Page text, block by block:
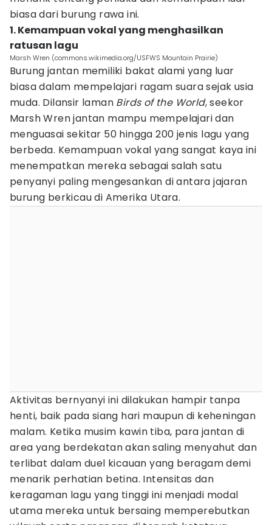
biasa dari burung rawa ini.
1. Kemampuan vokal yang menghasilkan
ratusan lagu
Marsh Wren (commons.wikimedia.org/USFWS Mountain Prairie)
Burung jantan memiliki bakat alami yang luar
biasa dalam mempelajari ragam suara sejak usia
muda. Dilansir laman Birds of the World, seekor
Marsh Wren jantan mampu mempelajari dan
menguasai sekitar 50 hingga 200 jenis lagu yang
berbeda. Kemampuan vokal yang sangat kaya ini
menempatkan mereka sebagai salah satu
penyanyi paling mengesankan di antara jajaran
burung berkicau di Amerika Utara.
Aktivitas bernyanyi ini dilakukan hampir tanpa
henti, baik pada siang hari maupun di keheningan
malam. Ketika musim kawin tiba, para jantan di
area yang berdekatan akan saling menyahut dan
terlibat dalam duel kicauan yang beragam demi
menarik perhatian betina. Intensitas dan
keragaman lagu yang tinggi ini menjadi modal
utama mereka untuk bersaing memperebutkan